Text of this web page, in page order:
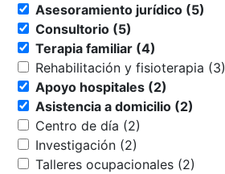
Asesoramiento jurídico (5)
Consultorio (5)
Terapia familiar (4)
Rehabilitación y fisioterapia (3)
Apoyo hospitales (2)
Asistencia a domicilio (2)
Centro de día (2)
Investigación (2)
Talleres ocupacionales (2)